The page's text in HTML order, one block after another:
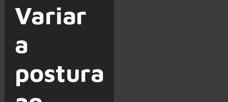
Variar
a
postura